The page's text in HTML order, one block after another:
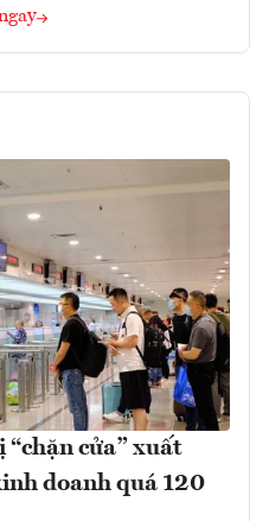
cửa” xuất
doanh quá 120